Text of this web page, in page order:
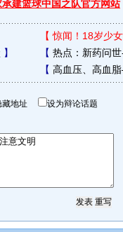
建篮球中国之队官方网站
【惊闻！18岁少
】 【 热点：新药问
【 高血压、高血
藏地址 设为辩论话题